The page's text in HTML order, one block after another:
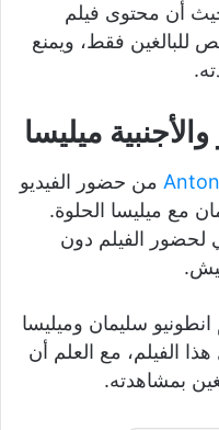
أن محتوى فيلم
للبالغين فقط، ويمنع
ميليسا
من حضور الفيديو
مع ميليسا الحلوة.
لحضور الفيلم دون
سليمان وميليسا
الفيلم، مع العلم أن
بمشاهدته.